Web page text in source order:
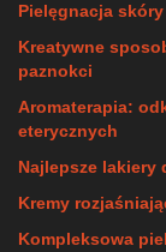
Pielęgnacja
Kreatywne
paznokci
Aromaterapia:
eterycznych
Najlepsze lakiery
Kremy
Kompleksowa